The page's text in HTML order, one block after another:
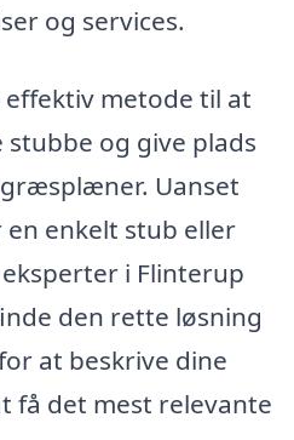
og services.
metode til at
og give plads
Uanset
enkelt stub eller
i Flinterup
den rette løsning
at beskrive dine
få det mest relevante